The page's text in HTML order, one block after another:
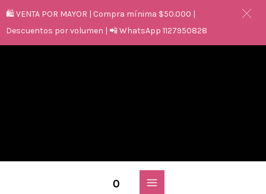
0
🛍️ VENTA POR MAYOR | Compra mínima $50.000 |
Descuentos por volumen | 📲 WhatsApp 1127950828